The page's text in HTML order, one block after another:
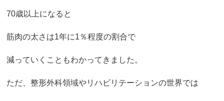
70歳以上になると
筋肉の太さは1年に1％程度の割合で
減っていくこともわかってきました。
ただ、整形外科領域やリハビリテーションの世界では